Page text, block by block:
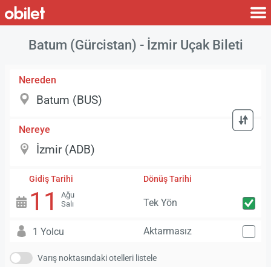
Batum (Gürcistan) - İzmir Uçak Bileti
Nereden
Nereye
Gidiş Tarihi
11
Ağu
Salı
Dönüş Tarihi
Tek Yön
1 Yolcu Aktarmasız
Varış noktasındaki otelleri listele